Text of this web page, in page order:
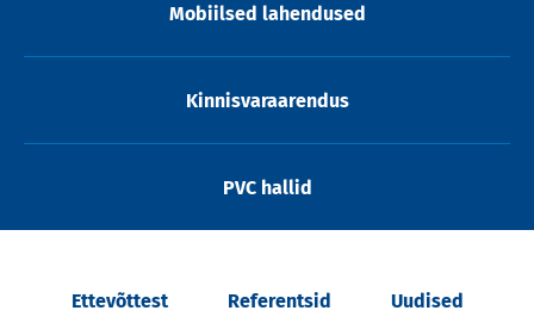
Mobiilsed lahendused
Kinnisvaraarendus
PVC hallid
Ettevõttest Referentsid Uudised